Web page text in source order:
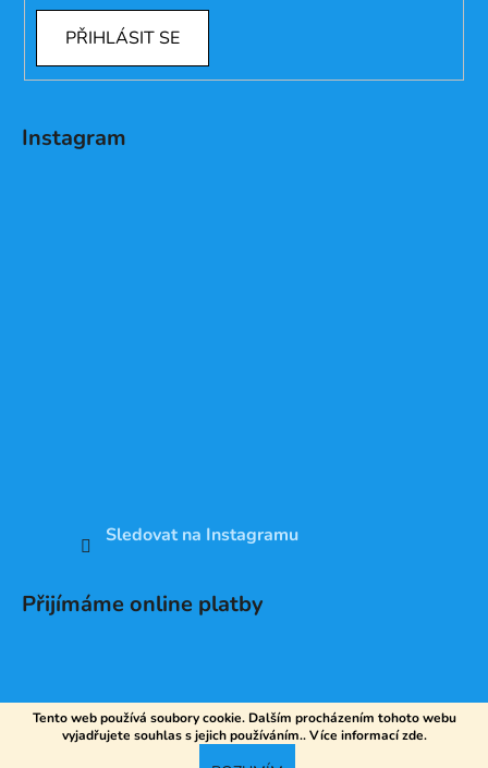
Tento web používá soubory cookie. Dalším procházením tohoto webu
vyjadřujete souhlas s jejich používáním.. Více informacízde.
PŘIHLÁSIT SE
Instagram
Sledovat na Instagramu
Přijímáme online platby
Vytvořil Shoptet